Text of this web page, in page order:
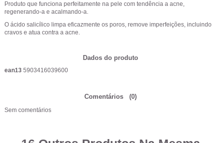
Produto que funciona perfeitamente na pele com tendência a acne,
regenerando-a e acalmando-a.
O ácido salicílico limpa eficazmente os poros, remove imperfeições, incluindo
cravos e atua contra a acne.
Dados do produto
ean13 5903416039600
Comentários (0)
Sem comentários